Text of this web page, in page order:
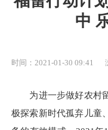
中
时间：2021-01-30 09:41
为进一步做好农村
极探索新时代孤弃儿童